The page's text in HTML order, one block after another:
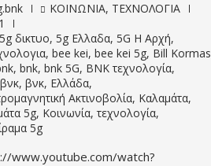
ΚΟΙΝΩΝΙΑ, ΤΕΧΝΟΛΟΓΙΑ
1
5g δικτυο, 5g Ελλαδα, 5G Η Αρχή,
, bee kei, bee kei 5g, Bill Kormas
, bnk, bnk 5G, BNK τεχνολογία,
, βνκ, Ελλάδα,
Ακτινοβολία, Καλαμάτα,
5g, Κοινωνία, τεχνολογία,
5g
www.youtube.com/watch?